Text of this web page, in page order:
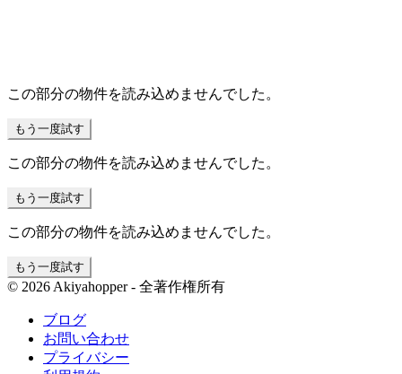
この部分の物件を読み込めませんでした。
もう一度試す
この部分の物件を読み込めませんでした。
もう一度試す
この部分の物件を読み込めませんでした。
もう一度試す
© 2026 Akiyahopper - 全著作権所有
ブログ
お問い合わせ
プライバシー